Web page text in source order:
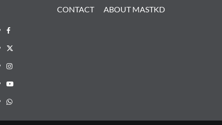
CONTACT ABOUT MASTKD
Facebook
X
Instagram
YouTube
Whatsapp